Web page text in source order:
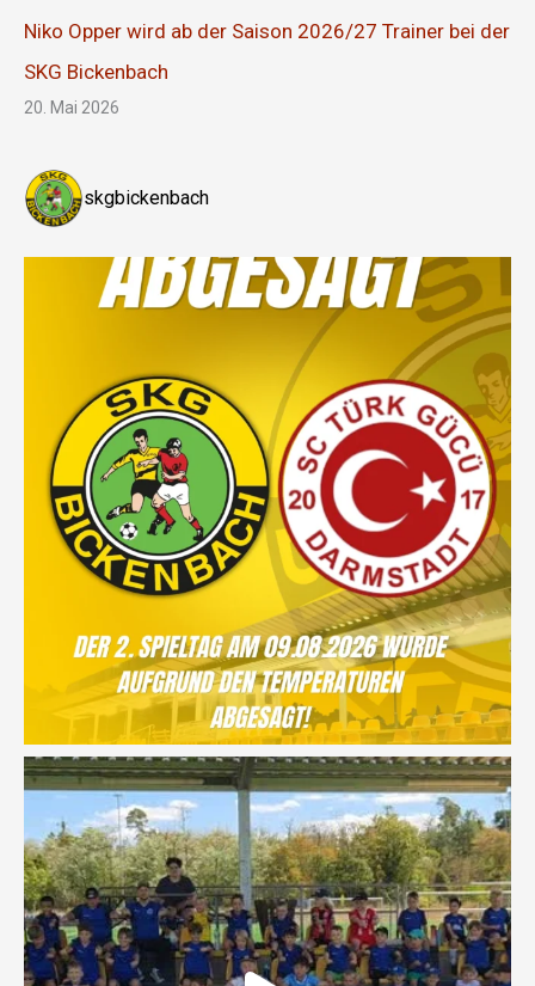
Niko Opper wird ab der Saison 2026/27 Trainer bei der
SKG Bickenbach
20. Mai 2026
skgbickenbach